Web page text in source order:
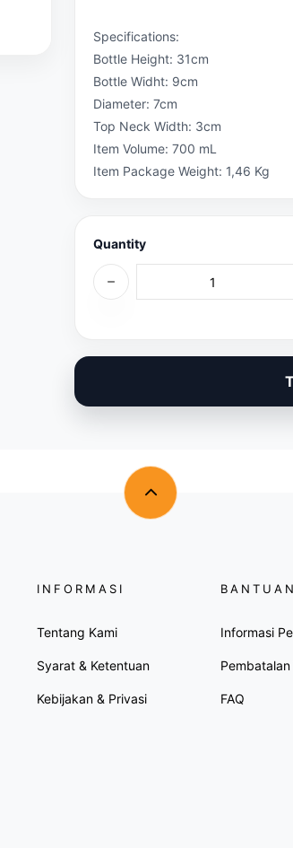
Specifications:
Bottle Height: 31cm
Bottle Widht: 9cm
Diameter: 7cm
Top Neck Width: 3cm
Item Volume: 700 mL
Item Package Weight: 1,46 Kg
Quantity
INFORMASI
Tentang Kami
Syarat & Ketentuan
Kebijakan & Privasi
BANTUAN
Informasi
FAQ